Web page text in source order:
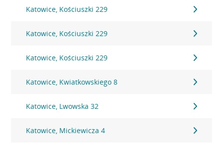
Katowice, Kościuszki 229
Katowice, Kościuszki 229
Katowice, Kościuszki 229
Katowice, Kwiatkowskiego 8
Katowice, Lwowska 32
Katowice, Mickiewicza 4